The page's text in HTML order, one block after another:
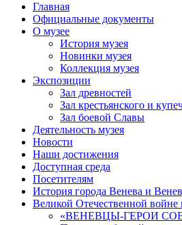
Главная
Официальные документы
О музее
История музея
Новинки музея
Коллекция музея
Экспозиции
Зал древностей
Зал крестьянского и
Зал боевой Славы
Деятельность музея
Новости
Наши достижения
Доступная среда
Посетителям
История города Венева и
Великой Отечественной войне
«ВЕНЕВЦЫ-ГЕРОИ